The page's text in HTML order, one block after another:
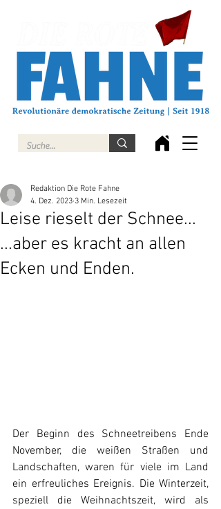
Leise rieselt der Schnee...
...aber es kracht an allen
Ecken und Enden.
Redaktion Die Rote Fahne
4. Dez. 2023 3 Min. Lesezeit
Der Beginn des Schneetreibens Ende
November, die weißen Straßen und
Landschaften, waren für viele im Land
ein erfreuliches Ereignis. Die Winterzeit,
speziell die Weihnachtszeit, wird als